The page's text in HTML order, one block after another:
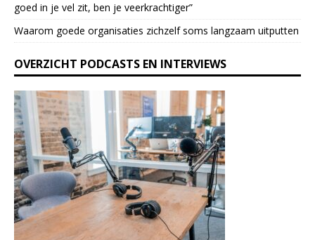
a
v
t
h
i
s
f
i
e
l
d
b
l
goed in je vel zit, ben je veerkrach­tiger”
Waarom goede organisaties zichzelf soms langzaam uitputten
OVERZICHT PODCASTS EN INTERVIEWS